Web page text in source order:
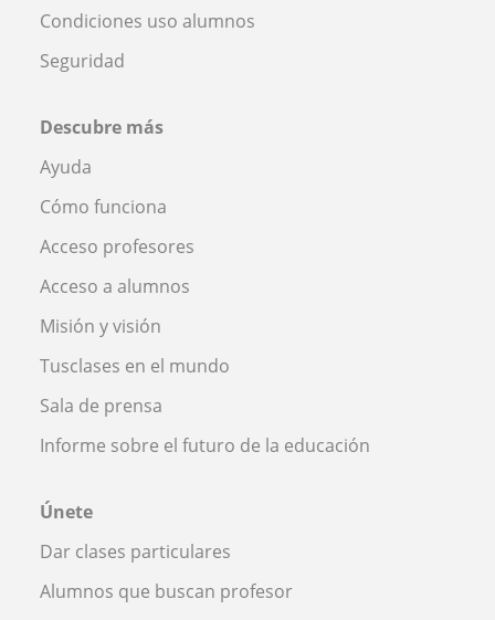
Condiciones uso alumnos
Seguridad
Descubre más
Ayuda
Cómo funciona
Acceso profesores
Acceso a alumnos
Misión y visión
Tusclases en el mundo
Sala de prensa
Informe sobre el futuro de la educación
Únete
Dar clases particulares
Alumnos que buscan profesor